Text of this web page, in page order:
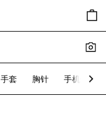
手套 胸针 手机壳